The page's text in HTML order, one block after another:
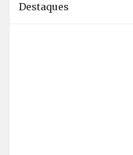
Destaques